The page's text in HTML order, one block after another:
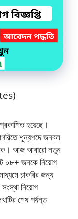
হয়েছে।
শূন্যপদে জনবল
আজ আবারো নতুন
০৮+ জনকে নিয়োগ
চাকরির জন্য
নিয়োগ
শেষ পর্যন্ত